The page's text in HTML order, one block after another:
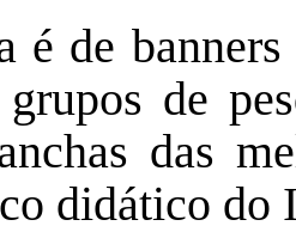
é de
de
das
didático